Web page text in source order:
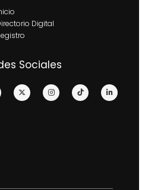
Digital
Sociales